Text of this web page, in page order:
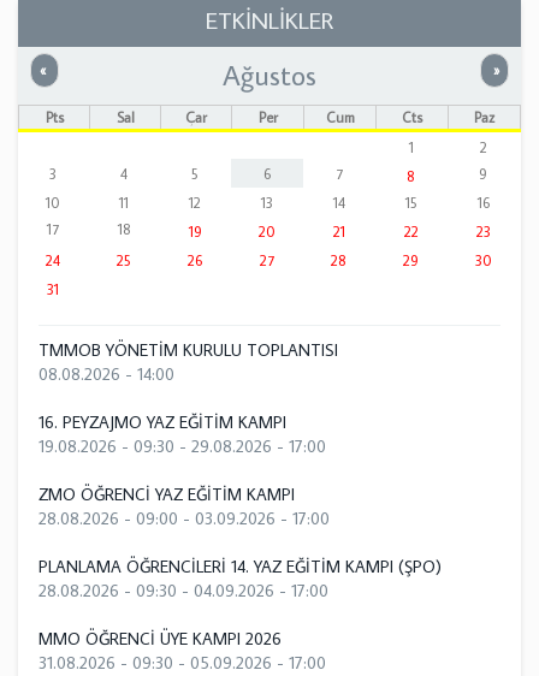
ETKİNLİKLER
« Önceki »
Ağustos
Pts Sal Çar Per Cum Cts
Paz
1
2
3
4 5 6 7 8
9
10
11 12 13 14 15
16
17
18 19 20 21 22
23
24
25 26 27 28 29
30
31
TMMOB YÖNETİM KURULU TOPLANTISI
08.08.2026 - 14:00
16. PEYZAJMO YAZ EĞİTİM KAMPI
19.08.2026 - 09:30 - 29.08.2026 - 17:00
ZMO ÖĞRENCİ YAZ EĞİTİM KAMPI
28.08.2026 - 09:00 - 03.09.2026 - 17:00
PLANLAMA ÖĞRENCİLERİ 14. YAZ EĞİTİM KAMPI (ŞPO)
28.08.2026 - 09:30 - 04.09.2026 - 17:00
MMO ÖĞRENCİ ÜYE KAMPI 2026
31.08.2026 - 09:30 - 05.09.2026 - 17:00